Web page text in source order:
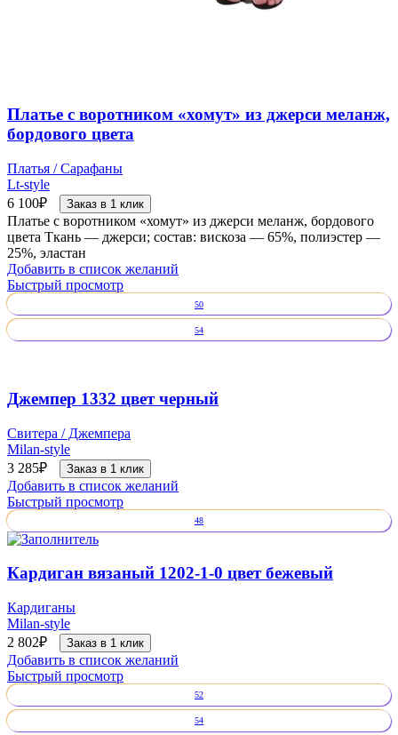
Платье с воротником «хомут» из джерси меланж,
бордового цвета
Платья / Сарафаны
Lt-style
6 100₽ Заказ в 1 клик
Платье с воротником «хомут» из джерси меланж, бордового
цвета Ткань — джерси; состав: вискоза — 65%, полиэстер —
25%, эластан
Добавить в список желаний
Быстрый просмотр
50
54
Джемпер 1332 цвет черный
Свитера / Джемпера
Milan-style
3 285₽ Заказ в 1 клик
Добавить в список желаний
Быстрый просмотр
48
Кардиган вязаный 1202-1-0 цвет бежевый
Кардиганы
Milan-style
2 802₽ Заказ в 1 клик
Добавить в список желаний
Быстрый просмотр
52
54